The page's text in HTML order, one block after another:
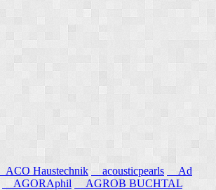
ACO Haustechnik acousticpearls
Ad
AGORAphil
AGROB BUCHTAL